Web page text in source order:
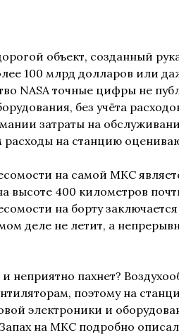
объект, созданный
100 млрд долларов или
NASA точные цифры не
без учёта
затраты на
расходы на станцию
на самой МКС
высоте 400 километров
на борту заключается
деле не летит, а
неприятно пахнет?
поэтому на
электроники и
на МКС подробно